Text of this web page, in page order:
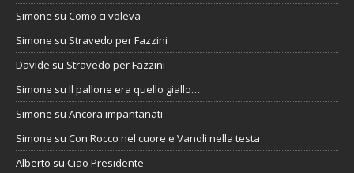
Simone su Como ci voleva
Simone su Stravedo per Fazzini
Davide su Stravedo per Fazzini
Simone su Il pallone era quello giallo…
Simone su Ancora impantanati
Simone su Con Rocco nel cuore e Vanoli nella testa
Alberto su Ciao Presidente